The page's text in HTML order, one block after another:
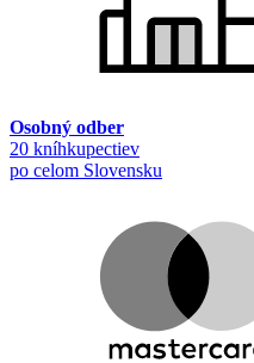
Osobný odber
20 kníhkupectiev
po celom Slovensku